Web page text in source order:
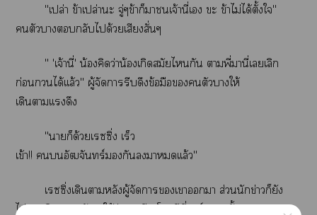
"เปล่า ข้าเปล่าะ จู่ๆข้าก็าเจ้านี่เ ขะ ข้าไม่ได้ตั้งใ"
ตัวากลับได้วยเสียงสั่นๆ
" 'เจ้านี่' น้องคิดว่าน้เกิดสมัยไกัน าพี่มานี่เเลิก
ก่อนได้เเล้ว" ผู้จัดารีบดึงข้อมือตัวาให้
เดินาเเดึง
"าก็ด้วยเรซซิ่ง เร็ว
เข้า!! อัฒจันทร์กันาเเล้ว"
เรซซิ่งเดินาหลังผู้จัดาเาา ส่วนนักข่าวก็ยัง
ไม่าเดินาหลังาให้วุ่นวายอีก โดีที่การ์ดเเถวนั้